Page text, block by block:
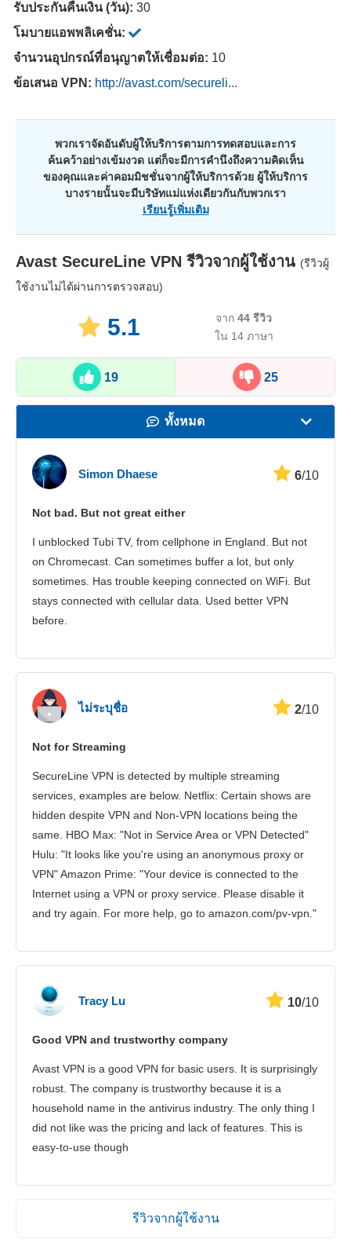
รับประกันคืนเงิน (วัน): 30
โมบายแอพพลิเคชั่น:
จำนวนอุปกรณ์ที่อนุญาตให้เชื่อมต่อ: 10
ข้อเสนอ VPN: http://avast.com/secureli...
พวกเราจัดอันดับผู้ให้บริการตามการทดสอบและการ
ค้นคว้าอย่างเข้มงวด แต่ก็จะมีการคำนึงถึงความคิดเห็น
ของคุณและค่าคอมมิชชั่นจากผู้ให้บริการด้วย ผู้ให้บริการ
บางรายนั้นจะมีบริษัทแม่แห่งเดียวกันกับพวกเรา
เรียนรู้เพิ่มเติม
Avast SecureLine VPN รีวิวจากผู้ใช้งาน (รีวิวผู้
ใช้งานไม่ได้ผ่านการตรวจสอบ)
5.1 จาก44 รีวิว
ใน 14 ภาษา
19 25
ทั้งหมด
บริการลูกค้า
Simon Dhaese 6/10
Not bad. But not great either
I unblocked Tubi TV, from cellphone in England. But not
on Chromecast. Can sometimes buffer a lot, but only
sometimes. Has trouble keeping connected on WiFi. But
stays connected with cellular data. Used better VPN
before.
ไม่ระบุชื่อ 2/10
Not for Streaming
SecureLine VPN is detected by multiple streaming
services, examples are below. Netflix: Certain shows are
hidden despite VPN and Non-VPN locations being the
same. HBO Max: "Not in Service Area or VPN Detected"
Hulu: "It looks like you're using an anonymous proxy or
VPN" Amazon Prime: "Your device is connected to the
Internet using a VPN or proxy service. Please disable it
and try again. For more help, go to amazon.com/pv-vpn."
Tracy Lu 10/10
Good VPN and trustworthy company
Avast VPN is a good VPN for basic users. It is surprisingly
robust. The company is trustworthy because it is a
household name in the antivirus industry. The only thing I
did not like was the pricing and lack of features. This is
easy-to-use though
รีวิวจากผู้ใช้งาน